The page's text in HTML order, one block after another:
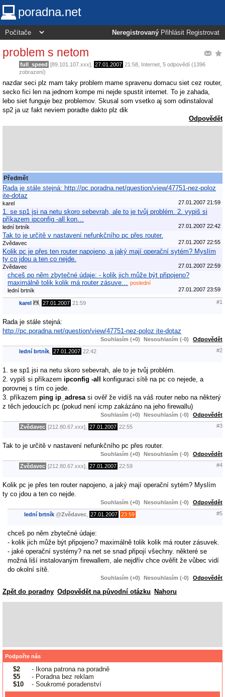
poradna.net
Neregistrovaný Přihlásit Registrovat
problem s netom
full_speed [89.101.107.xxx], 27.01.2007 21:58 Internet , 5 odpovědí (1396
zobrazení)
nazdar seci plz mam taky problem mame spravenu domacu siet cez router,
secko fici len na jednom kompe mi nejde spustit internet. To je zahada,
lebo siet funguje bez problemov. Skusal som vsetko aj som odinstaloval
sp2 ja uz fakt neviem poradte dakto plz dik
Odpovědět
Předmět
Rada je stále stejná: http://pc.poradna.net/question/view/47751-nez-poloz
ite-dotaz
karel 27.01.2007 21:59
1. se sp1 jsi na netu skoro sebevrah, ale to je tvůj problém. 2. vypiš si
příkazem ipconfig -all kon…
lední brtník 27.01.2007 22:42
Tak to je určitě v nastavení nefunkčního pc přes router.
Zvědavec 27.01.2007 22:55
Kolik pc je přes ten router napojeno, a jaký mají operační sytém? Myslím
ty co jdou a ten co nejde.
Zvědavec 27.01.2007 22:59
chceš po něm zbytečné údaje: - kolik jich může být připojeno?
maximálně tolik kolik má router zásuve…
poslední
lední brtník
27.01.2007 23:59
karel 27.01.2007 21:59 #1
Rada je stále stejná:
http://pc.poradna.net/question/view/47751-nez-poloz ite-dotaz
Souhlasím (+0) Nesouhlasím (-0) Odpovědět
lední brtník 27.01.2007 22:42 #2
1. se sp1 jsi na netu skoro sebevrah, ale to je tvůj problém.
2. vypiš si příkazem ipconfig -all konfiguraci sítě na pc co nejede, a
porovnej s tím co jede.
3. příkazem ping ip_adresa si ověř že vidíš na váš router nebo na některý
z těch jedoucích pc (pokud není icmp zakázáno na jeho firewallu)
Souhlasím (+0) Nesouhlasím (-0) Odpovědět
Zvědavec [212.80.67.xxx], 27.01.2007 22:55 #3
Tak to je určitě v nastavení nefunkčního pc přes router.
Souhlasím (+0) Nesouhlasím (-0) Odpovědět
Zvědavec [212.80.67.xxx], 27.01.2007 22:59 #4
Kolik pc je přes ten router napojeno, a jaký mají operační sytém? Myslím
ty co jdou a ten co nejde.
Souhlasím (+0) Nesouhlasím (-0) Odpovědět
lední brtník @Zvědavec 27.01.2007 23:59 #5
chceš po něm zbytečné údaje:
- kolik jich může být připojeno? maximálně tolik kolik má router zásuvek.
- jaké operační systémy? na net se snad připojí všechny. některé se
možná liší instalovaným firewallem, ale nejdřív chce ověřit že vůbec vidí
do okolní sítě.
Souhlasím (+0) Nesouhlasím (-0) Odpovědět
Zpět do poradny Odpovědět na původní otázku Nahoru
Podpořte nás
$2
- Ikona patrona na poradně
$5
- Poradna bez reklam
$10
- Soukromé poradenství